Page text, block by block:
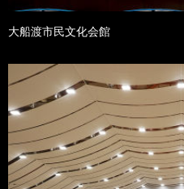
大船渡市民文化会館